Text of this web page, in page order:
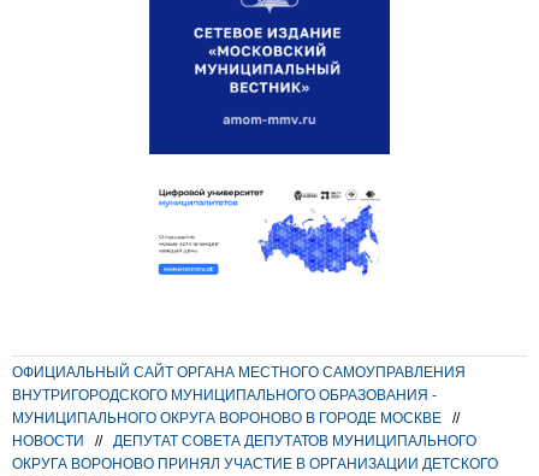
ОФИЦИАЛЬНЫЙ САЙТ ОРГАНА МЕСТНОГО САМОУПРАВЛЕНИЯ
ВНУТРИГОРОДСКОГО МУНИЦИПАЛЬНОГО ОБРАЗОВАНИЯ -
МУНИЦИПАЛЬНОГО ОКРУГА ВОРОНОВО В ГОРОДЕ МОСКВЕ
//
НОВОСТИ
//
ДЕПУТАТ СОВЕТА ДЕПУТАТОВ МУНИЦИПАЛЬНОГО
ОКРУГА ВОРОНОВО ПРИНЯЛ УЧАСТИЕ В ОРГАНИЗАЦИИ ДЕТСКОГО